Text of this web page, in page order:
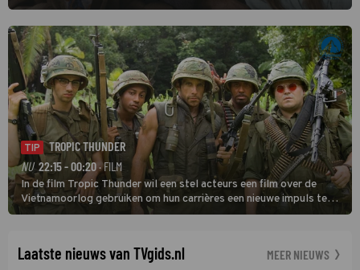
TIP
TROPIC THUNDER
NU 22:15 - 00:20· FILM
In de film Tropic Thunder wil een stel acteurs een film over de
Vietnamoorlog gebruiken om hun carrières een nieuwe impuls te
geven, maar tijdens de opnamen in het zuiden van Vietnam komen
Laatste nieuws van TVgids.nl MEER NIEUWS